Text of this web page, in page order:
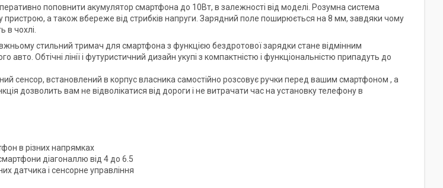
поповнити акумулятор смартфона до 10Вт, в залежності від моделі. Розумна система
пристрою, а також вбереже від стрибків напруги. Зарядний поле поширюється на 8 мм, завдяки чому
в чохлі.
стильний тримач для смартфона з функцією бездротової зарядки стане відмінним
авто. Обтічні лінії і футуристичний дизайн укупі з компактністю і функціональністю припадуть до
сенсор, встановлений в корпус власника самостійно розсовує ручки перед вашим смартфоном , а
дозволить вам не відволікатися від дороги і не витрачати час на установку телефону в
в різних напрямках
діагоналлю від 4 до 6.5
датчика і сенсорне управління